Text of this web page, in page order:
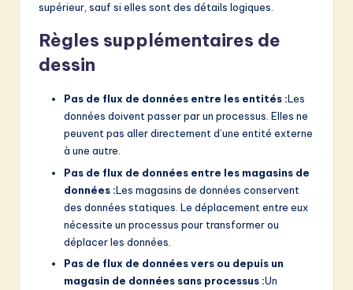
supérieur, sauf si elles sont des détails logiques.
Règles supplémentaires de
dessin
Pas de flux de données entre les entités :Les
données doivent passer par un processus. Elles ne
peuvent pas aller directement d’une entité externe
à une autre.
Pas de flux de données entre les magasins de
données :Les magasins de données conservent
des données statiques. Le déplacement entre eux
nécessite un processus pour transformer ou
déplacer les données.
Pas de flux de données vers ou depuis un
magasin de données sans processus :Un